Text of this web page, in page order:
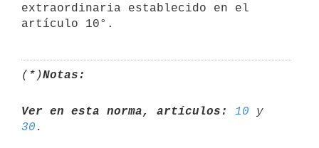
extraordinaria establecido en el
artículo 10°.
(*)Notas:
Ver en esta norma, artículos: 10
30